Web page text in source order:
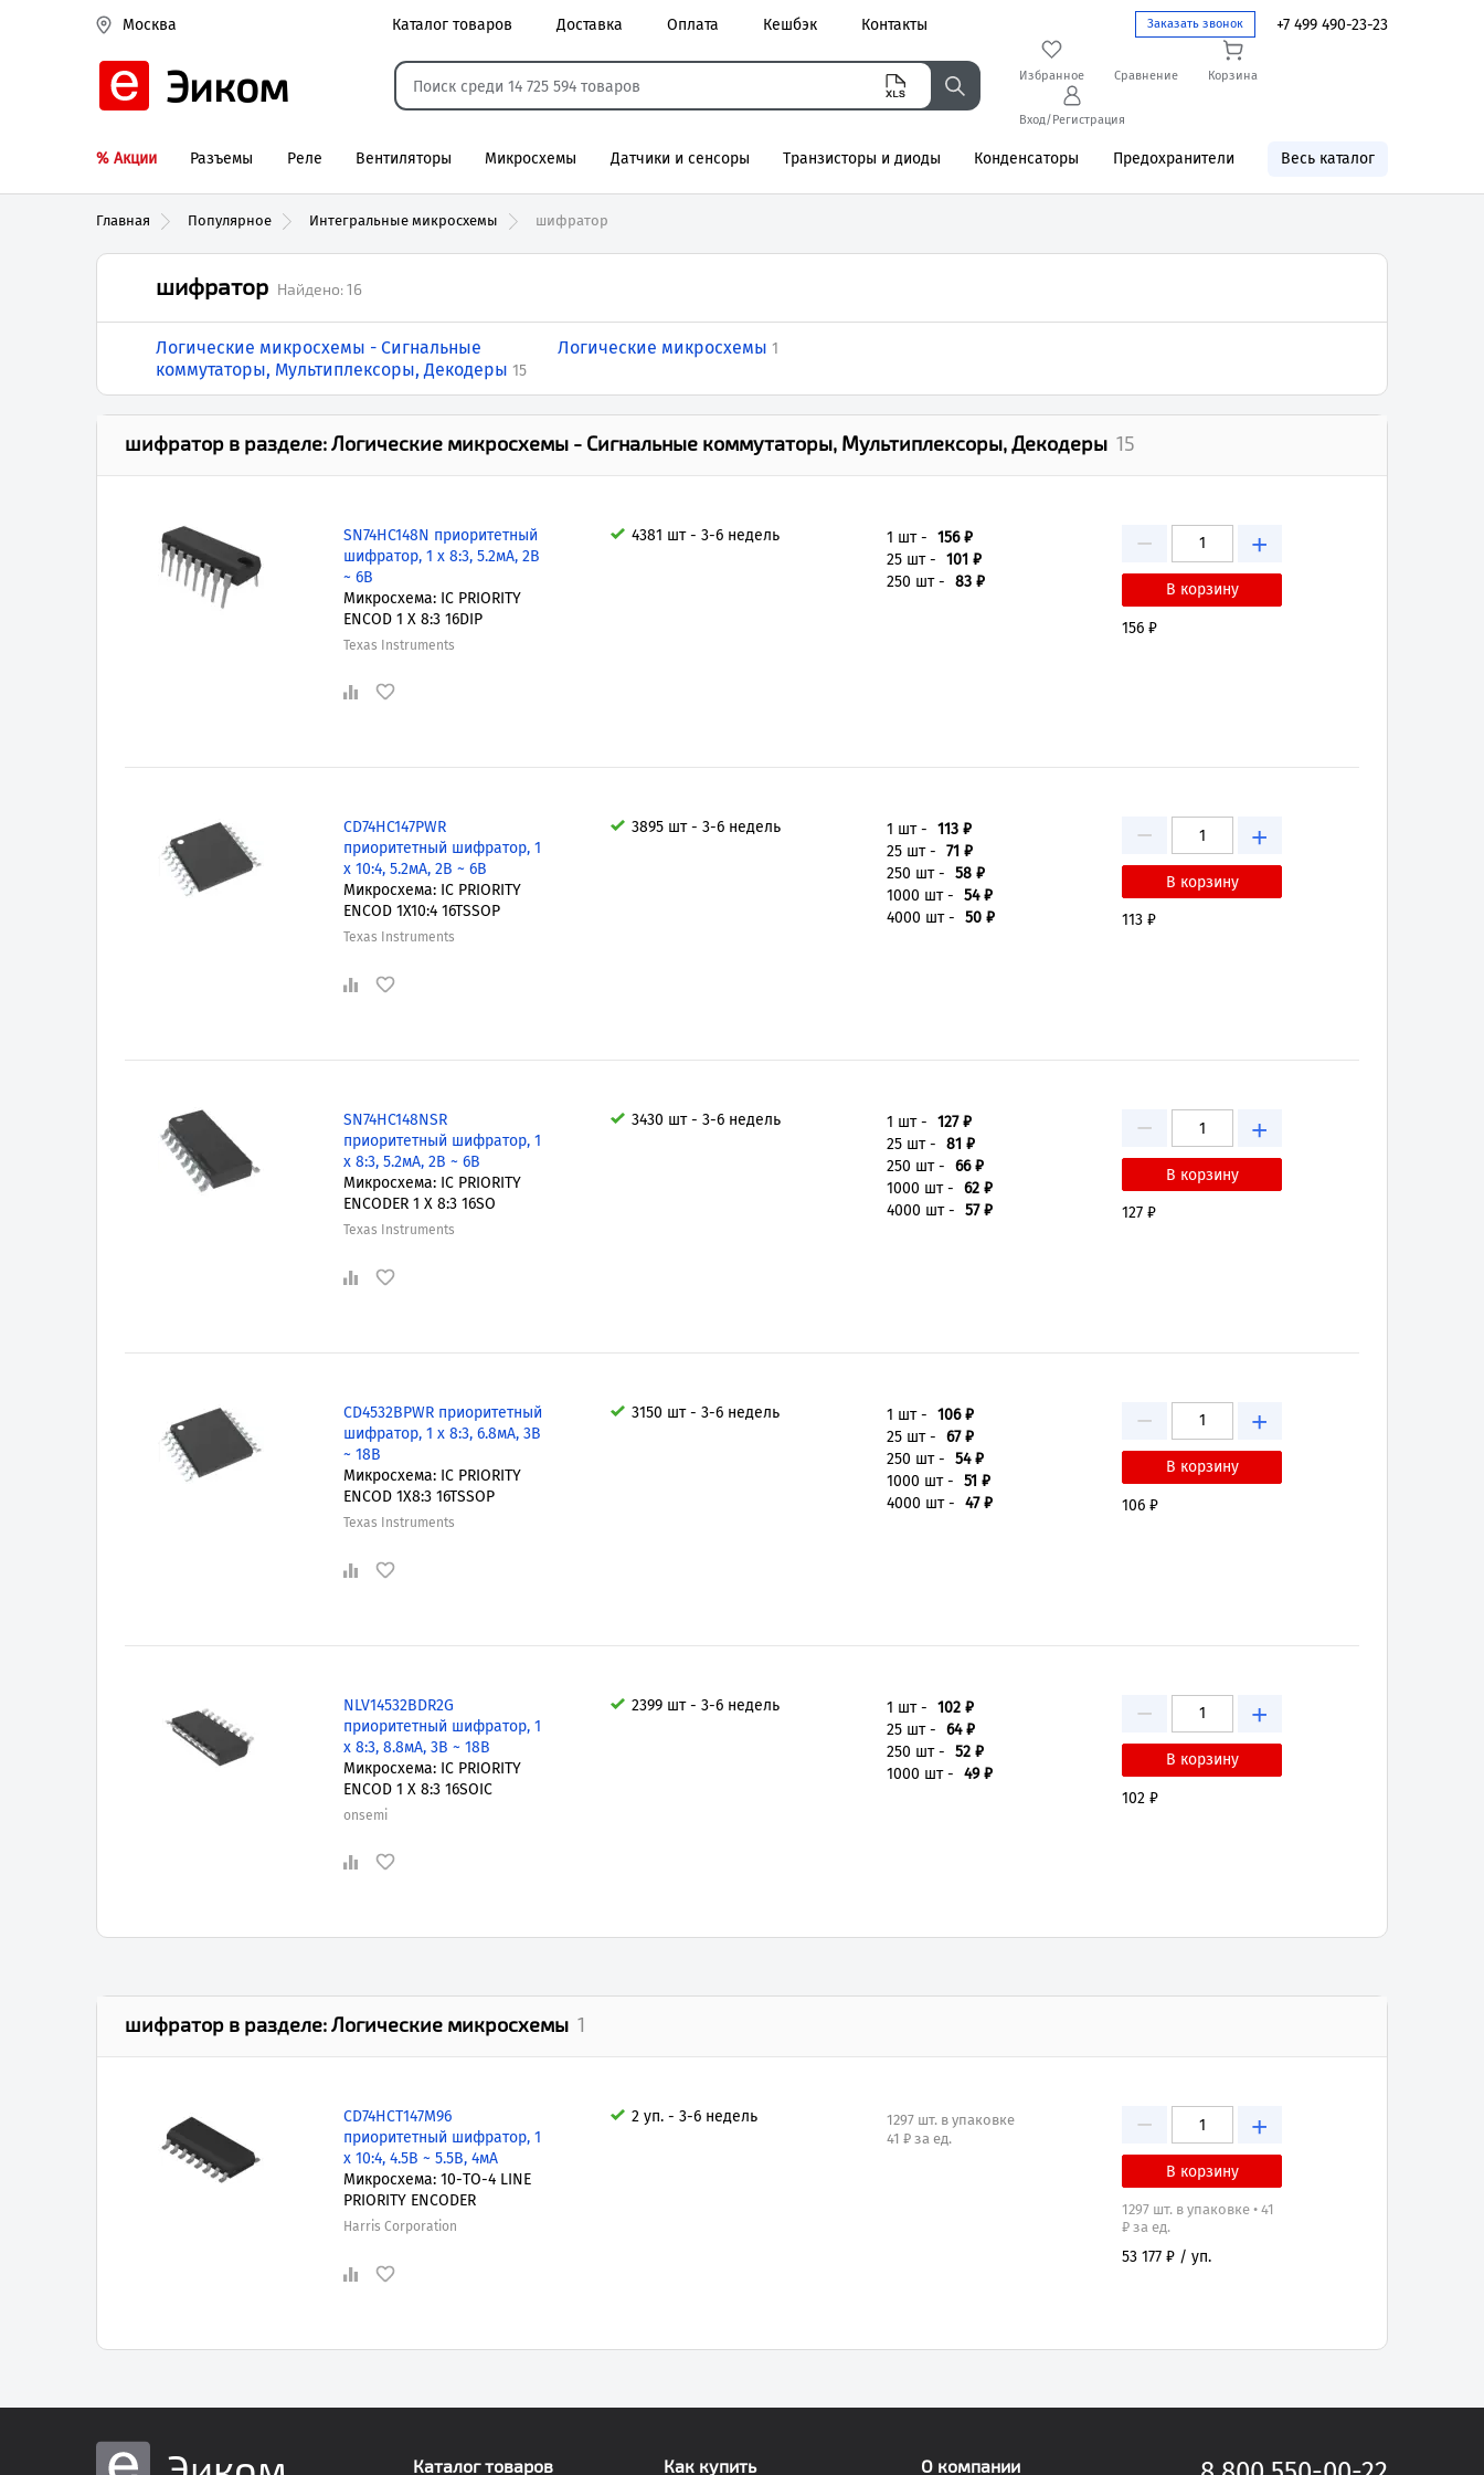
Москва Заказать звонок +7 499 490-23-23
Каталог товаров Доставка Оплата Кешбэк Контакты
Реле электромагнитные
Эиком Избранное Сравнение Корзина
Вход/Регистрация
% Акции Разъемы Реле Вентиляторы Микросхемы Датчики и сенсоры Транзисторы и диоды Конденсаторы Предохранители Весь каталог
Главная Популярное Интегральные микросхемы шифратор
шифратор Найдено:16
Логические микросхемы - Сигнальные
коммутаторы, Мультиплексоры, Декодеры 15
Логические микросхемы 1
шифратор в разделе:Логические микросхемы - Сигнальные коммутаторы, Мультиплексоры, Декодеры 15
SN74HC148N приоритетный
шифратор, 1 x 8:3, 5.2мА, 2В
~ 6В
Микросхема: IC PRIORITY
ENCOD 1 X 8:3 16DIP
Texas Instruments
4381 шт - 3-6 недель 1 шт - 156 ₽
25 шт - 101 ₽
250 шт - 83 ₽
− +
156 ₽
CD74HC147PWR
приоритетный шифратор, 1
x 10:4, 5.2мА, 2В ~ 6В
Микросхема: IC PRIORITY
ENCOD 1X10:4 16TSSOP
Texas Instruments
3895 шт - 3-6 недель 1 шт - 113 ₽
25 шт - 71 ₽
250 шт - 58 ₽
1000 шт - 54 ₽
4000 шт - 50 ₽
− +
113 ₽
SN74HC148NSR
приоритетный шифратор, 1
x 8:3, 5.2мА, 2В ~ 6В
Микросхема: IC PRIORITY
ENCODER 1 X 8:3 16SO
Texas Instruments
3430 шт - 3-6 недель 1 шт - 127 ₽
25 шт - 81 ₽
250 шт - 66 ₽
1000 шт - 62 ₽
4000 шт - 57 ₽
− +
127 ₽
CD4532BPWR приоритетный
шифратор, 1 x 8:3, 6.8мА, 3В
~ 18В
Микросхема: IC PRIORITY
ENCOD 1X8:3 16TSSOP
Texas Instruments
3150 шт - 3-6 недель 1 шт - 106 ₽
25 шт - 67 ₽
250 шт - 54 ₽
1000 шт - 51 ₽
4000 шт - 47 ₽
− +
106 ₽
NLV14532BDR2G
приоритетный шифратор, 1
x 8:3, 8.8мА, 3В ~ 18В
Микросхема: IC PRIORITY
ENCOD 1 X 8:3 16SOIC
onsemi
2399 шт - 3-6 недель 1 шт - 102 ₽
25 шт - 64 ₽
250 шт - 52 ₽
1000 шт - 49 ₽
− +
102 ₽
шифратор в разделе:Логические микросхемы 1
CD74HCT147M96
приоритетный шифратор, 1
x 10:4, 4.5В ~ 5.5В, 4мА
Микросхема: 10-TO-4 LINE
PRIORITY ENCODER
Harris Corporation
2 уп. - 3-6 недель
1297 шт. в упаковке
41 ₽ за ед.
− +
1297 шт. в упаковке • 41
₽ за ед.
53 177 ₽ / уп.
Каталог товаров Как купить О компании